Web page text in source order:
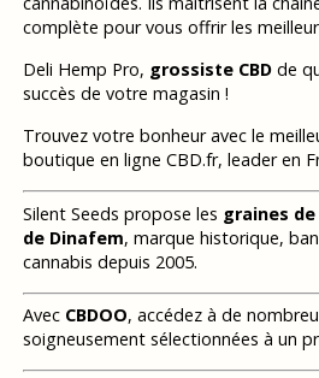
complète pour vous offrir les
Deli Hemp Pro, grossiste CBDde
succès de votre magasin !
Trouvez votre bonheur avec le
boutique en ligne CBD.fr, leader en
Silent Seeds propose les graines
de Dinafem, marque historique,
cannabis depuis 2005.
Avec CBDOO, accédez à de
soigneusement sélectionnées à un